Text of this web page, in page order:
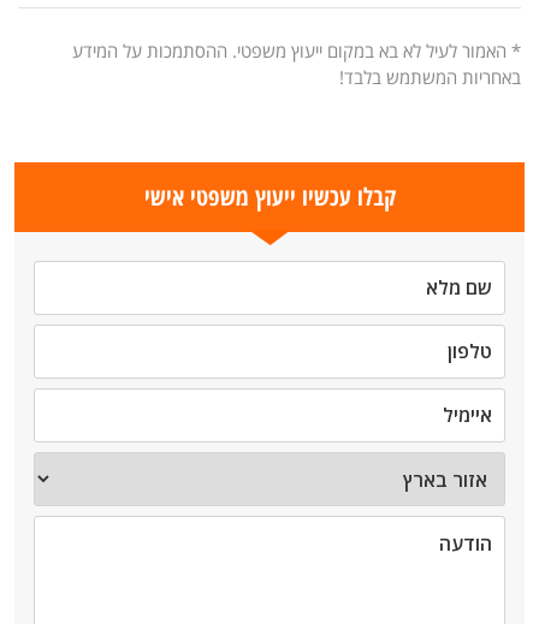
* האמור לעיל לא בא במקום ייעוץ משפטי. ההסתמכות על המידע
באחריות המשתמש בלבד!
קבלו עכשיו ייעוץ משפטי אישי